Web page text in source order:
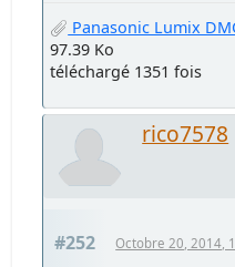
Panasonic Lumix DMC-GM1
97.39 Ko
téléchargé 1351 fois
rico7578
#252 Octobre 20, 2014,